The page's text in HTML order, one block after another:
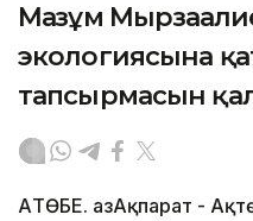
Мағзұм
экологиясына
тапсырмасын
АҚТӨБЕ. ҚазАқпарат -